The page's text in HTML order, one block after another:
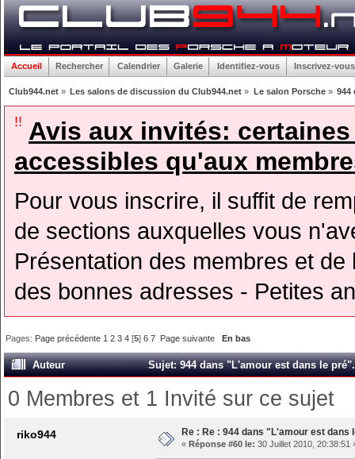
Accueil Rechercher Calendrier Galerie Identifiez-vous Inscrivez-vous
Club944.net» Les salons de discussion du Club944.net » Le salon Porsche» 944
!! Avis aux invités:
accessibles qu'aux
Pour vous inscrire, il suffit de
de sections auxquelles vous
Présentation des membres et
des bonnes adresses - Petites
Pages: Page précédente 1 2 3 4 [5]6 7 Page suivante En bas
Auteur Sujet: 944 dans "L'amour est dans le
0 Membres et 1 Invité sur ce sujet
riko944 Re : Re : 944 dans "L'amour est dans
« Réponse #60 le: 30 Juillet 2010, 20:38:51